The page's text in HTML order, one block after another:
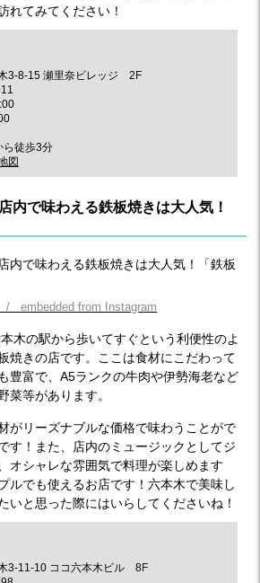
れてみてください！
3‐8‐15 瀬里奈ビレッジ 2F
ら徒歩3分
図
内で味わえる鉄板焼きは大人気！
/ embedded from Instagram
木の駅から歩いてすぐという利便性のよ
焼きの店です。ここは食材にこだわって
豊富で、A5ランクの牛肉や伊勢海老など
菜等があります。
がリーズナブルな価格で味わうことがで
す！また、店内のミュージックとしてジ
オシャレな雰囲気で料理が楽しめます
ルでも使えるお店です！六本木で美味し
いと思った際にはいらしてくださいね！
3‐11‐10 ココ六本木ビル 8F